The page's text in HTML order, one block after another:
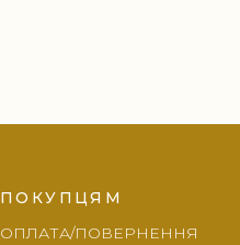
ПОКУПЦЯМ
ОПЛАТА/ПОВЕРНЕННЯ